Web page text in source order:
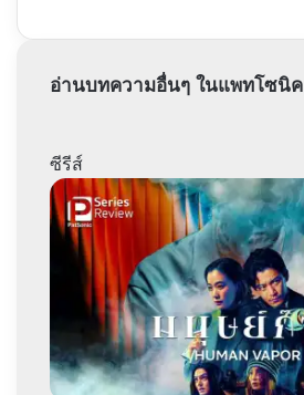
อ่านบทความอื่นๆ ในแพทโซนิค
ซีรีส์